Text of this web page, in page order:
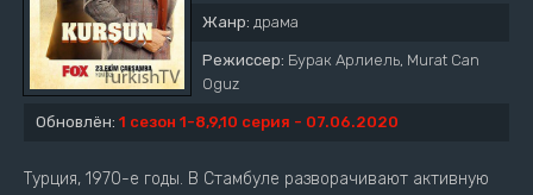
Жанр: драма
Режиссер: Бурак Арлиель, Murat Can
Oguz
Обновлён: 1 сезон 1-8,9,10 серия - 07.06.2020
Турция, 1970-е годы. В Стамбуле разворачивают активную